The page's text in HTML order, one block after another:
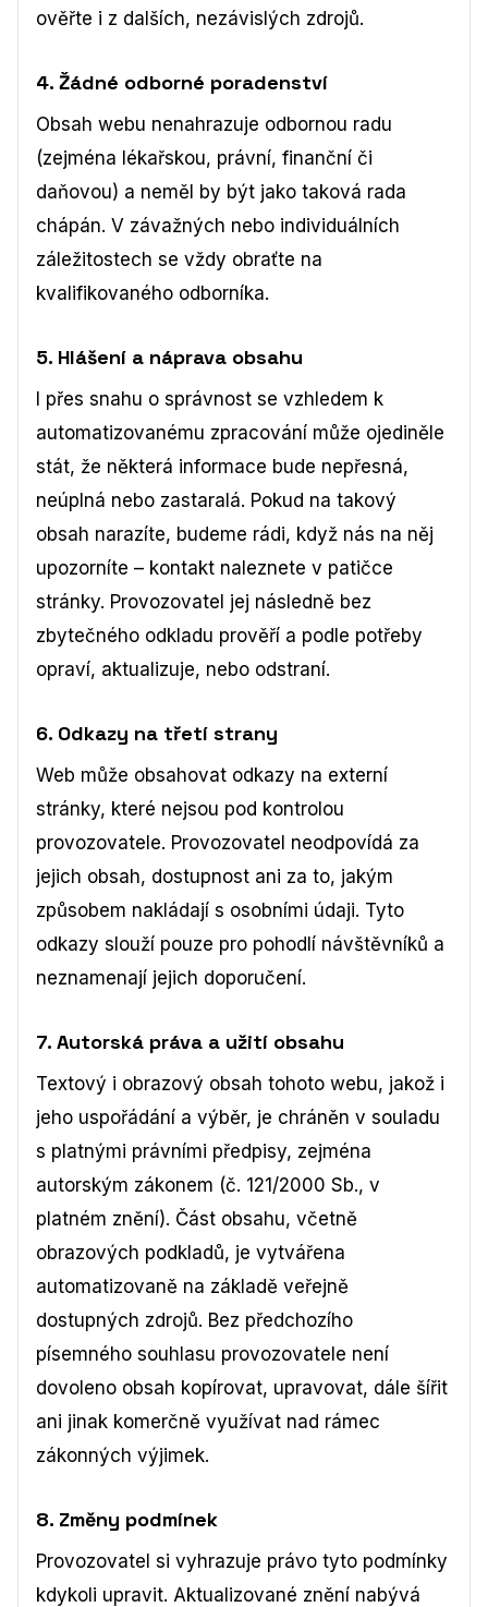
ověřte i z dalších, nezávislých zdrojů.
4. Žádné odborné poradenství
Obsah webu nenahrazuje odbornou radu
(zejména lékařskou, právní, finanční či
daňovou) a neměl by být jako taková rada
chápán. V závažných nebo individuálních
záležitostech se vždy obraťte na
kvalifikovaného odborníka.
5. Hlášení a náprava obsahu
I přes snahu o správnost se vzhledem k
automatizovanému zpracování může ojediněle
stát, že některá informace bude nepřesná,
neúplná nebo zastaralá. Pokud na takový
obsah narazíte, budeme rádi, když nás na něj
upozorníte – kontakt naleznete v patičce
stránky. Provozovatel jej následně bez
zbytečného odkladu prověří a podle potřeby
opraví, aktualizuje, nebo odstraní.
6. Odkazy na třetí strany
Web může obsahovat odkazy na externí
stránky, které nejsou pod kontrolou
provozovatele. Provozovatel neodpovídá za
jejich obsah, dostupnost ani za to, jakým
způsobem nakládají s osobními údaji. Tyto
odkazy slouží pouze pro pohodlí návštěvníků a
neznamenají jejich doporučení.
7. Autorská práva a užití obsahu
Textový i obrazový obsah tohoto webu, jakož i
jeho uspořádání a výběr, je chráněn v souladu
s platnými právními předpisy, zejména
autorským zákonem (č. 121/2000 Sb., v
platném znění). Část obsahu, včetně
obrazových podkladů, je vytvářena
automatizovaně na základě veřejně
dostupných zdrojů. Bez předchozího
písemného souhlasu provozovatele není
dovoleno obsah kopírovat, upravovat, dále šířit
ani jinak komerčně využívat nad rámec
zákonných výjimek.
8. Změny podmínek
Provozovatel si vyhrazuje právo tyto podmínky
kdykoli upravit. Aktualizované znění nabývá